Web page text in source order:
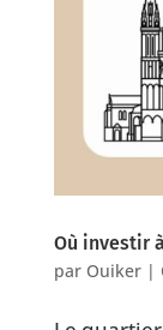
Où investir
par Ouiker|